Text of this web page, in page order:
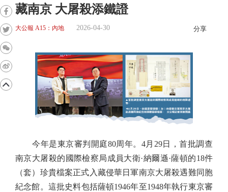
藏南京 大屠殺添鐵證
大公報 A15：內地 2026-04-30 分享
今年是東京審判開庭80周年。4月29日，首批調查
南京大屠殺的國際檢察局成員大衛·納爾遜·薩頓的18件
（套）珍貴檔案正式入藏侵華日軍南京大屠殺遇難同胞
紀念館。這批史料包括薩頓1946年至1948年執行東京審